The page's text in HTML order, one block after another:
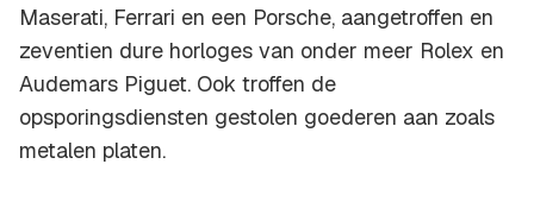
Maserati, Ferrari en een Porsche, aangetroffen en
zeventien dure horloges van onder meer Rolex en
Audemars Piguet. Ook troffen de
opsporingsdiensten gestolen goederen aan zoals
metalen platen.